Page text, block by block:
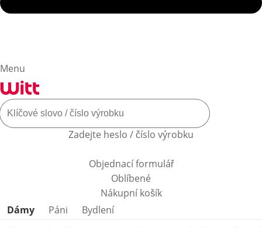
Menu
Zadejte heslo / číslo výrobku
Objednací formulář
Oblíbené
Nákupní košík
Přeskočit kategorie produktů
Dámy Páni
Bydlení